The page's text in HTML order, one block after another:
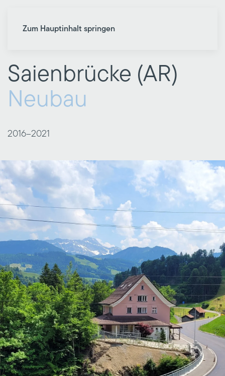
Zum Hauptinhalt springen
Saienbrücke (AR)
Neubau
2016–2021